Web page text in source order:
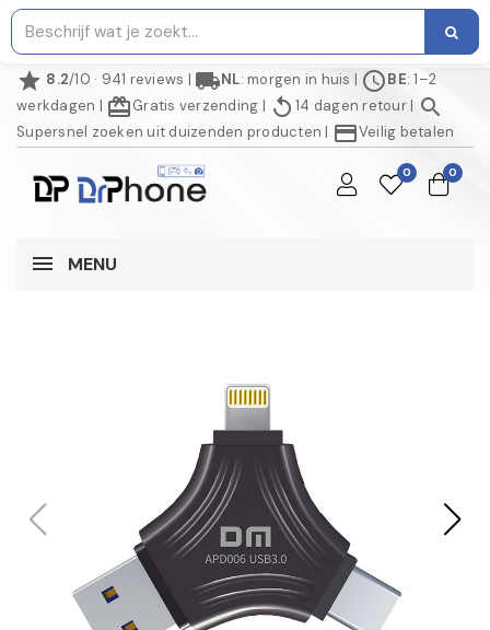
star 8.2/10 · 941 reviews | local_shippingNL: morgen in huis | scheduleBE: 1–2
werkdagen | redeemGratis verzending | replay 14 dagen retour| search
Supersnel zoeken uit duizenden producten | credit_cardVeilig betalen
0 0
MENU